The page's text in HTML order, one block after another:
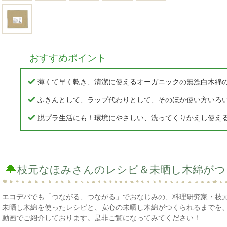
おすすめポイント
薄くて早く乾き、清潔に使えるオーガニックの無漂白木綿
ふきんとして、ラップ代わりとして、そのほか使い方いろ
脱プラ生活にも！環境にやさしい、洗ってくりかえし使え
枝元なほみさんのレシピ＆未晒し木綿が
エコデパでも「つながる、つながる」でおなじみの、料理研究家・枝
未晒し木綿を使ったレシピと、安心の未晒し木綿がつくられるまでを
動画でご紹介しております。是非ご覧になってみてください！